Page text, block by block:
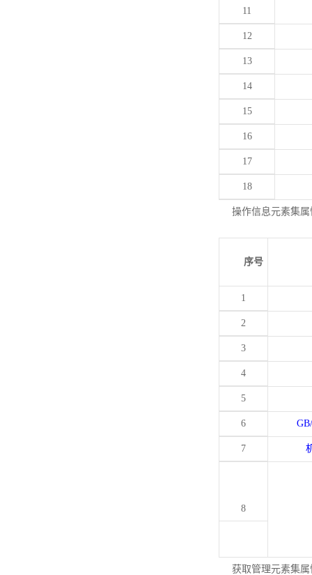
11
12
13
14
15
16
17
18
操作信息元素集
序号
1
2
3
4
5
6
7
8
获取管理元素集